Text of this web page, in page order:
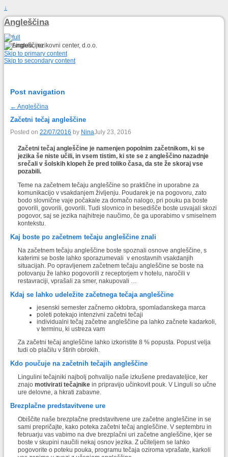
↓
Angleščina
Skip to primary content
Skip to secondary content
Post navigation
← Angleščina
Začetni tečaj angleščine
Posted on 22/07/2016 by NinaJuly 23, 2016
Začetni tečaj angleščine je namenjen popolnim začetnikom, ki se
jezika še niste učili, in vsem tistim, ki ste se z angleščino nazadnje
srečali v šolskih klopeh že pred toliko časa, da ste že skoraj vse
pozabili.
Teme na začetnem tečaju angleščine so praktične in uporabne za
komunikacijo v vsakdanjem življenju. Poudarek je na pogovoru, zato
bodo slovnične vaje počakale za domačo nalogo, pri pouku pa boste
govorili, govorili, govorili. Tudi slovnico in besedišče boste usvajali skozi
pogovor, saj se jezika najhitreje naučimo, če ga uporabimo v smiselnem
kontekstu.
Kaj boste po začetnem tečaju angleščine znali
Na začetnem tečaju angleščine boste spoznali osnove angleščine, s
katerimi se boste lahko sporazumevali v enostavnih vsakdanjih
situacijah. Po opravljenem začetnem tečaju angleščine se boste na
potovanju že lahko pogovorili z receptorjem v hotelu, naročili v
restavraciji, vprašali za smer, nakupovali …
Kdaj se lahko udeležite začetnega tečaja angleščine
jesenski semester začnemo oktobra, spomladanskega marca
poleti potekajo intenzivni začetni tečaji
individualni tečaj začetne angleščine pa lahko začnete kadarkoli,
v terminu, ki ustreza vam
Za začetni tečaj angleščine lahko izkoristite 8 % popusta. Popust velja
tudi ob plačilu v štirih obrokih.
Kdo poučuje na začetnih tečajih angleščine
Lingulini tečajniki najbolj pohvalijo naše izkušene predavateljice, ker
znajo motivirati tečajnike in pripravijo učinkovit pouk. V Linguli so učne
ure delovne, a hkrati zabavne.
Brezplačne predstavitvene ure
Obiščite naše brezplačne predstavitvene ure začetne angleščine in se
sami prepričajte, kako poteka začetni tečaj angleščine. V septembru in
februarju vas vabimo na dve brezplačni uri začetne angleščine, kjer se
boste v skupini naučili nekaj osnov jezika. Z učiteljem se lahko
pogovorite o poteku pouka, programu tečaja oziroma vprašate, karkoli